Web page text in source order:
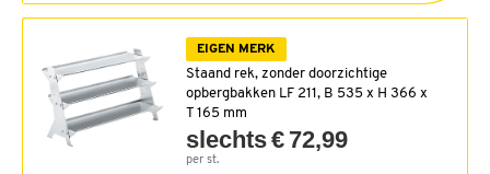
EIGEN MERK
Staand rek, zonder doorzichtige
opbergbakken LF 211, B 535 x H 366 x
T 165 mm
slechts € 72,99
per st.